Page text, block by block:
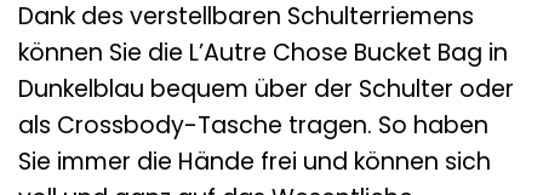
Dank des verstellbaren Schulterriemens
können Sie die L’Autre Chose Bucket Bag in
Dunkelblau bequem über der Schulter oder
als Crossbody-Tasche tragen. So haben
Sie immer die Hände frei und können sich